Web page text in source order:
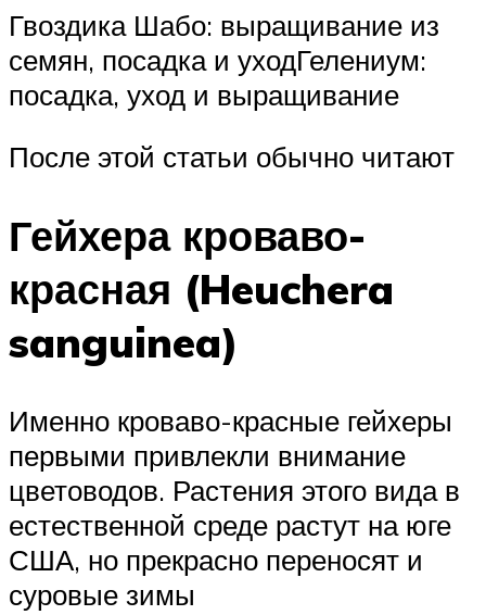
Гвоздика Шабо: выращивание из
семян, посадка и уходГелениум:
посадка, уход и выращивание
После этой статьи обычно читают
Гейхера кроваво-
красная (Heuchera
sanguinea)
Именно кроваво-красные гейхеры
первыми привлекли внимание
цветоводов. Растения этого вида в
естественной среде растут на юге
США, но прекрасно переносят и
суровые зимы